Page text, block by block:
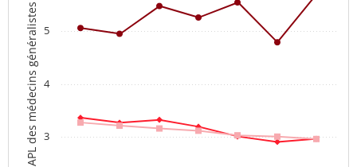
APL des médecins généralistes 3
4
5